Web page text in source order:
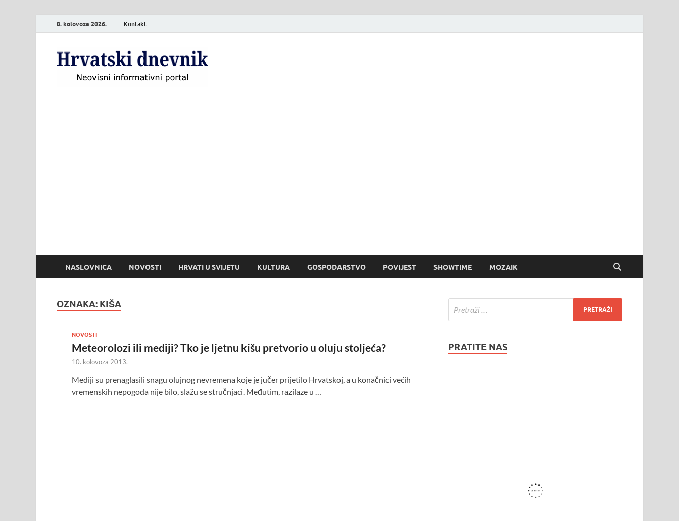
8. kolovoza 2026. Kontakt
NASLOVNICA NOVOSTI HRVATI U SVIJETU KULTURA GOSPODARSTVO POVIJEST SHOWTIME MOZAIK
OZNAKA: KIŠA
NOVOSTI
Meteorolozi ili mediji? Tko je ljetnu kišu pretvorio u oluju stoljeća?
10. kolovoza 2013.
Mediji su prenaglasili snagu olujnog nevremena koje je jučer prijetilo Hrvatskoj, a u konačnici većih
vremenskih nepogoda nije bilo, slažu se stručnjaci. Međutim, razilaze u …
PRATITE NAS